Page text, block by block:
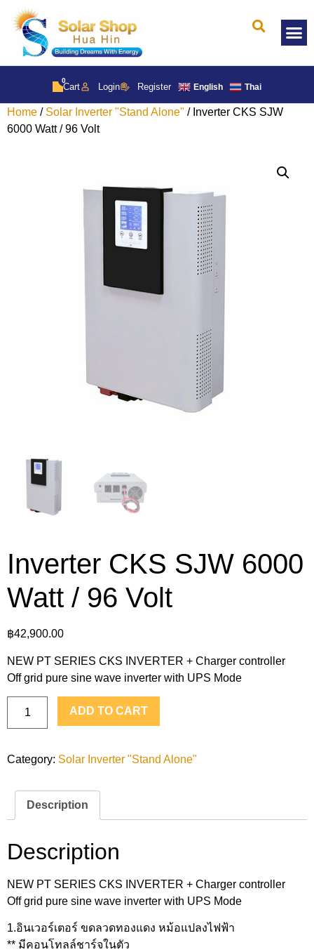
0
Cart Login Register English Thai
Home / Solar Inverter "Stand Alone" / Inverter CKS SJW
6000 Watt / 96 Volt
Inverter CKS SJW 6000
Watt / 96 Volt
฿42,900.00
NEW PT SERIES CKS INVERTER + Charger controller
Off grid pure sine wave inverter with UPS Mode
ADD TO CART
Category: Solar Inverter "Stand Alone"
Description
Description
NEW PT SERIES CKS INVERTER + Charger controller
Off grid pure sine wave inverter with UPS Mode
1.อินเวอร์เตอร์ ขดลวดทองแดง หม้อแปลงไฟฟ้า
** มีคอนโทลล์ชาร์จในตัว